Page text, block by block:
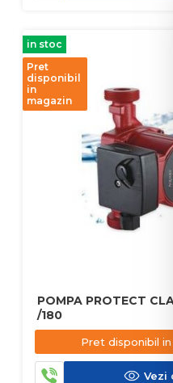
in stoc
Pret
disponibil
in
magazin
POMPA PROTECT
/180
Pret disponibil
Vezi